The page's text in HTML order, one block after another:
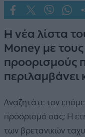
Η νέα λίστα
Money με
προορισμούς
περιλαμβάνει
Αναζητάτε τον
προορισμό σας; Η
των βρετανικών